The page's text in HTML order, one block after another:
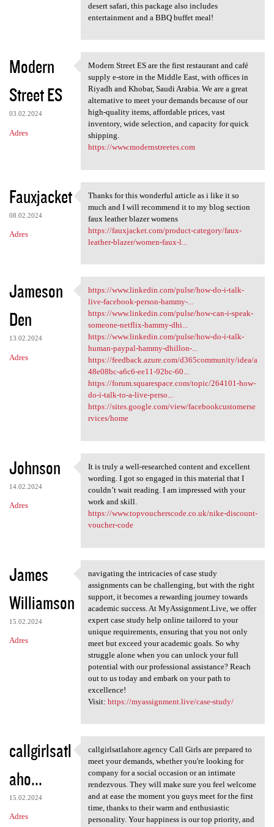
desert safari, this package also includes
entertainment and a BBQ buffet meal!
Modern
Street ES
03.02.2024
Adres
Modern Street ES are the
Modern Street ES are the first restaurant and café
supply e-store in the Middle East, with offices in
Riyadh and Khobar, Saudi Arabia. We are a great
alternative to meet your demands because of our
high-quality items, affordable prices, vast
inventory, wide selection, and capacity for quick
shipping.
https://www.modernstreetes.com
Fauxjacket
08.02.2024
Adres
Thanks for this wonderful
Thanks for this wonderful article as i like it so
much and I will recommend it to my blog section
faux leather blazer womens
https://fauxjacket.com/product-category/faux-
leather-blazer/women-faux-l...
Jameson
Den
13.02.2024
Adres
https://www.linkedin.com
https://www.linkedin.com/pulse/how-do-i-talk-
live-facebook-person-hammy-...
https://www.linkedin.com/pulse/how-can-i-speak-
someone-netflix-hammy-dhi...
https://www.linkedin.com/pulse/how-do-i-talk-
human-paypal-hammy-dhillon-...
https://feedback.azure.com/d365community/idea/a
48e08bc-a6c6-ee11-92bc-60...
https://forum.squarespace.com/topic/264101-how-
do-i-talk-to-a-live-perso...
https://sites.google.com/view/facebookcustomerse
rvices/home
Johnson
14.02.2024
Adres
It is truly a well-researched
It is truly a well-researched content and excellent
wording. I got so engaged in this material that I
couldn’t wait reading. I am impressed with your
work and skill.
https://www.topvoucherscode.co.uk/nike-discount-
voucher-code
James
Williamson
15.02.2024
Adres
navigating the intricacies of
navigating the intricacies of case study
assignments can be challenging, but with the right
support, it becomes a rewarding journey towards
academic success. At MyAssignment.Live, we offer
expert case study help online tailored to your
unique requirements, ensuring that you not only
meet but exceed your academic goals. So why
struggle alone when you can unlock your full
potential with our professional assistance? Reach
out to us today and embark on your path to
excellence!
Visit: https://myassignment.live/case-study/
callgirlsatl
aho...
15.02.2024
Adres
callgirlsatlahore.agency Call
callgirlsatlahore.agency Call Girls are prepared to
meet your demands, whether you're looking for
company for a social occasion or an intimate
rendezvous. They will make sure you feel welcome
and at ease the moment you guys meet for the first
time, thanks to their warm and enthusiastic
personality. Your happiness is our top priority, and